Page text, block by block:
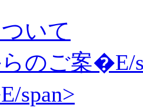
いて
のご案�E/
span>